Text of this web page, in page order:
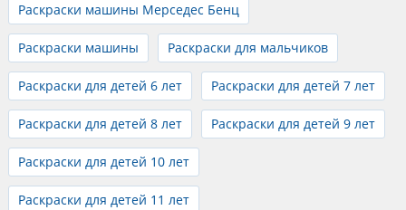
Раскраски машины Мерседес Бенц
Раскраски машины Раскраски для мальчиков
Раскраски для детей 6 лет Раскраски для детей 7 лет
Раскраски для детей 8 лет Раскраски для детей 9 лет
Раскраски для детей 10 лет
Раскраски для детей 11 лет